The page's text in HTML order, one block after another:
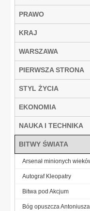
PRAWO
KRAJ
WARSZAWA
PIERWSZA STRONA
STYL ŻYCIA
EKONOMIA
NAUKA I TECHNIKA
BITWY ŚWIATA
Arsenał minionych
Autograf Kleopatry
Bitwa pod Akcjum
Bóg opuszcza Antoniusza